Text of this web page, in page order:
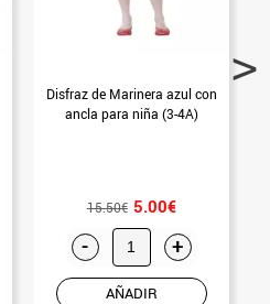
Disfraz de Marinera azul con
ancla para niña (3-4A)
15.50€ 5.00€
- +
AÑADIR